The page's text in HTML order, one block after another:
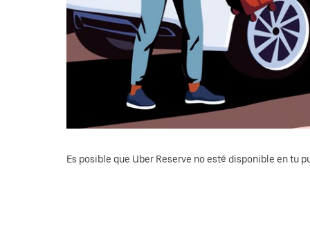
Es posible que Uber Reserve no esté disponible en tu